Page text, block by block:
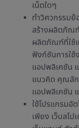
เน็ตใดๆ
ทำวิศวกรรมย้
สร้างผลิตภัณ
ผลิตภัณฑ์ที่ใช้
ฟังก์ชันการใ
แอปพลิเคชัน
แนวคิด คุณลัก
แอปพลิเคชัน
ใช้โปรแกรมอั
เพียง เว็บสไป